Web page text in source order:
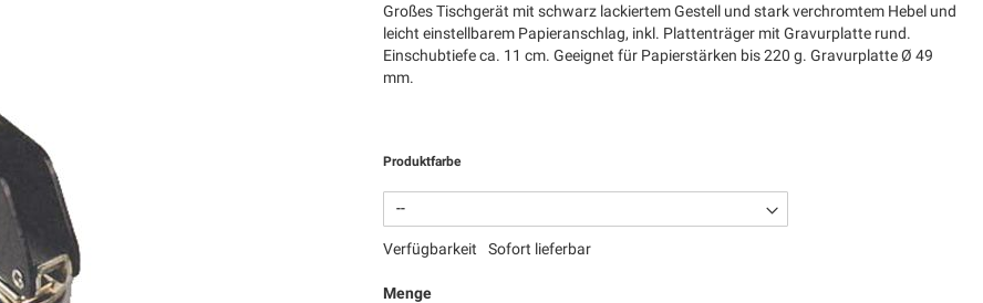
Großes Tischgerät mit schwarz lackiertem Gestell und stark verchromtem Hebel und
leicht einstellbarem Papieranschlag, inkl. Plattenträger mit Gravurplatte rund.
Einschubtiefe ca. 11 cm. Geeignet für Papierstärken bis 220 g. Gravurplatte Ø 49
mm.
Produktfarbe
Verfügbarkeit Sofort lieferbar
Menge